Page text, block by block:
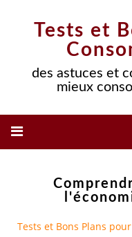
Tests et
des astuces et
mieux
Tests et Bons Plans